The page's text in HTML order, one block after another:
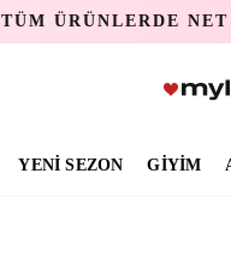
TÜM ÜRÜNLERDE
YENİ SEZON GİYİM